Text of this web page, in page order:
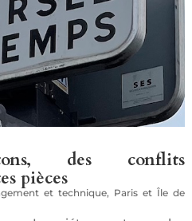
des conflits
pièces
et technique, Paris et Île de